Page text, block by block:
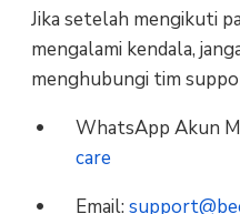
Jika setelah mengikuti
mengalami kendala,
menghubungi tim
WhatsApp Akun
care
Email: